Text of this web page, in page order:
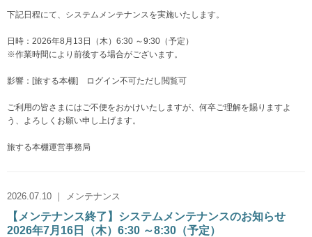
下記日程にて、システムメンテナンスを実施いたします。
日時：2026年8月13日（木）6:30 ～9:30（予定）
※作業時間により前後する場合がございます。
影響：[旅する本棚] ログイン不可ただし閲覧可
ご利用の皆さまにはご不便をおかけいたしますが、何卒ご理解を賜りますよ
う、よろしくお願い申し上げます。
旅する本棚運営事務局
2026.07.10 ｜ メンテナンス
【メンテナンス終了】システムメンテナンスのお知らせ
2026年7月16日（木）6:30 ～8:30（予定）